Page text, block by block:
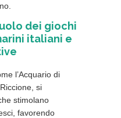
dei giochi
italiani e
l’Acquario di
si
stimolano
favorendo